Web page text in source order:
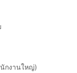
กงานใหญ่)